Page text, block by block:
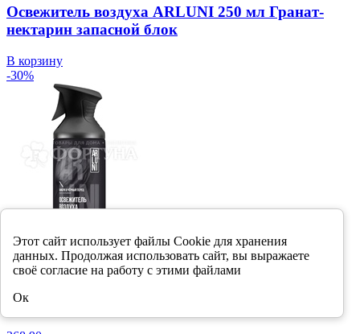
Этот сайт использует файлы Cookie для хранения
данных. Продолжая использовать сайт, вы выражаете
своё согласие на работу с этими файлами
Ок
Освежитель воздуха ARLUNI 250 мл Гранат-
нектарин запасной блок
В корзину
-30%